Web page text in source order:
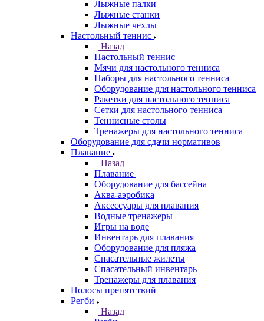
Лыжные палки
Лыжные станки
Лыжные чехлы
Настольный теннис
Назад
Настольный теннис
Мячи для настольного тенниса
Наборы для настольного тенниса
Оборудование для настольного тенниса
Ракетки для настольного тенниса
Сетки для настольного тенниса
Теннисные столы
Тренажеры для настольного тенниса
Оборудование для сдачи нормативов
Плавание
Назад
Плавание
Оборудование для бассейна
Аква-аэробика
Аксессуары для плавания
Водные тренажеры
Игры на воде
Инвентарь для плавания
Оборудование для пляжа
Спасательные жилеты
Спасательный инвентарь
Тренажеры для плавания
Полосы препятствий
Регби
Назад